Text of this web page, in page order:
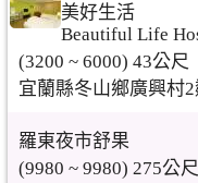
美好生活
Beautiful Life
(3200 ~ 6000) 43公尺
宜蘭縣冬山鄉廣興村
羅東夜市舒果
(9980 ~ 9980) 275公尺